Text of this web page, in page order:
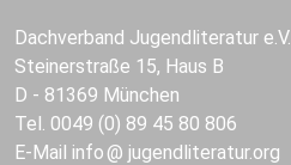
Dachverband Jugendliteratur e.V.
Steinerstraße 15, Haus B
D - 81369 München
Tel. 0049 (0) 89 45 80 806
E-Mail info jugendliteratur.org